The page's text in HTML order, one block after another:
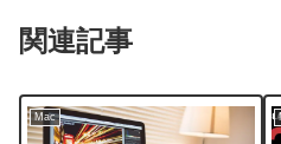
関連記事
Mac